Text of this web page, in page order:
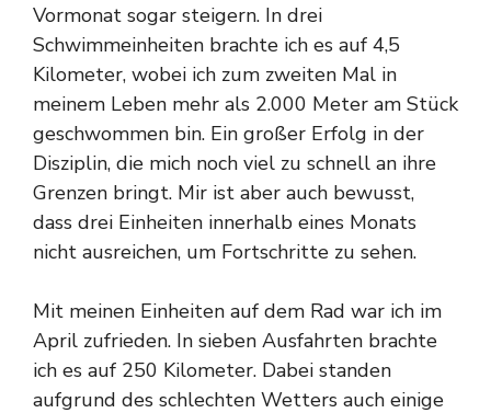
Vormonat sogar steigern. In drei
Schwimmeinheiten brachte ich es auf 4,5
Kilometer, wobei ich zum zweiten Mal in
meinem Leben mehr als 2.000 Meter am Stück
geschwommen bin. Ein großer Erfolg in der
Disziplin, die mich noch viel zu schnell an ihre
Grenzen bringt. Mir ist aber auch bewusst,
dass drei Einheiten innerhalb eines Monats
nicht ausreichen, um Fortschritte zu sehen.
Mit meinen Einheiten auf dem Rad war ich im
April zufrieden. In sieben Ausfahrten brachte
ich es auf 250 Kilometer. Dabei standen
aufgrund des schlechten Wetters auch einige